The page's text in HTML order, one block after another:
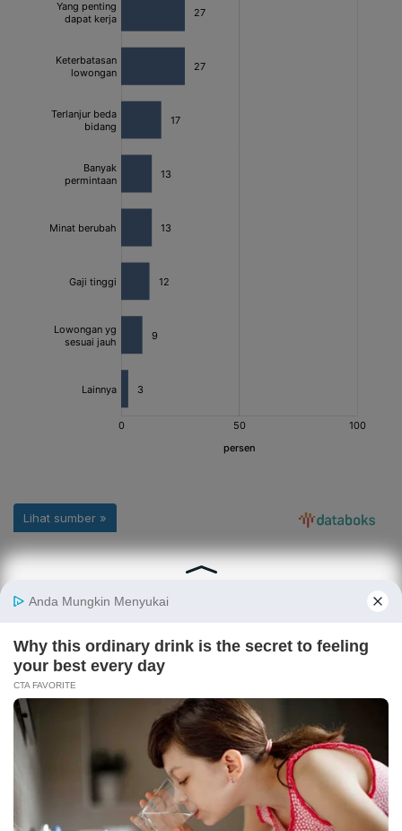
ARTIKEL TERKAIT
6 Contoh Surat Lamaran
Kerja Bahasa Inggris
Beserta Strukturnya
Contoh Surat Lamaran
Kerja Bahasa Inggris yang
Benar Sesuai Grammar